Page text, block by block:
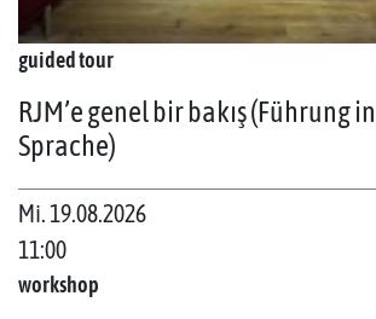
guided tour
RJM’e genel bir bakış (Führung
Sprache)
Mi. 19.08.2026
11:00
workshop